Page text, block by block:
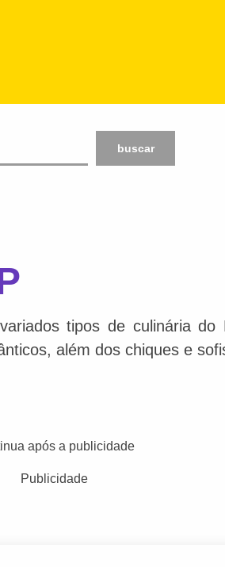
buscar
tipos de culinária
além dos chiques e
após a publicidade
Publicidade